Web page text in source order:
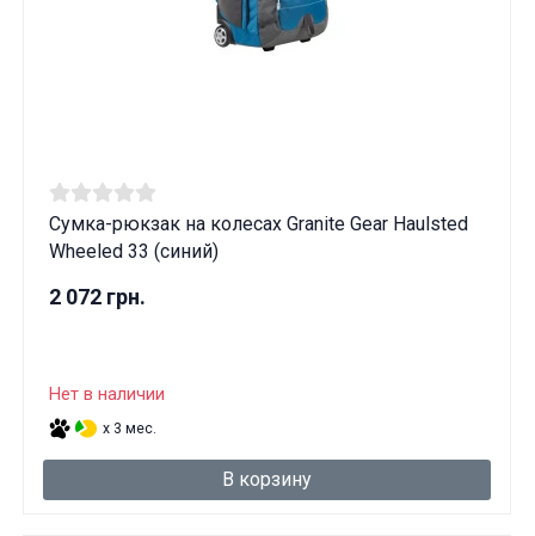
Сумка-рюкзак на колесах Granite Gear Haulsted
Wheeled 33 (синий)
2 072 грн.
Нет в наличии
x 3 мес.
В корзину